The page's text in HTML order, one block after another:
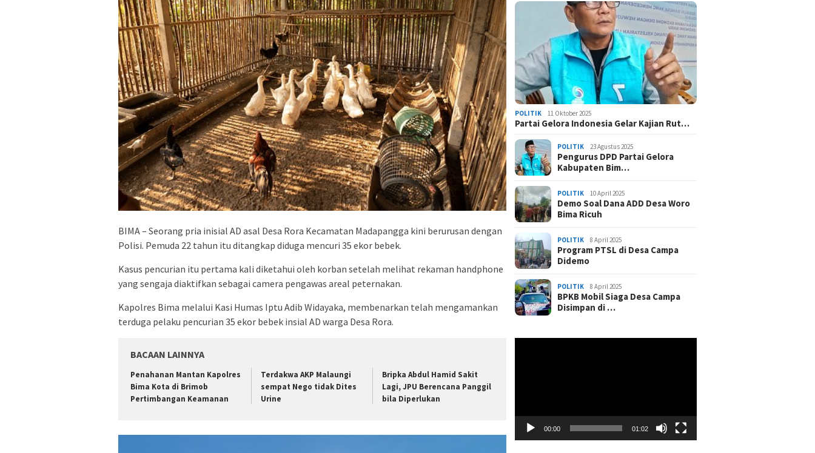
BIMA – Seorang pria inisial AD asal Desa Rora Kecamatan Madapangga kini berurusan dengan
Polisi. Pemuda 22 tahun itu ditangkap diduga mencuri 35 ekor bebek.
Kasus pencurian itu pertama kali diketahui oleh korban setelah melihat rekaman handphone
yang sengaja diaktifkan sebagai camera pengawas areal peternakan.
Kapolres Bima melalui Kasi Humas Iptu Adib Widayaka, membenarkan telah mengamankan
terduga pelaku pencurian 35 ekor bebek insial AD warga Desa Rora.
BACAAN LAINNYA
Penahanan Mantan Kapolres
Bima Kota di Brimob
Pertimbangan Keamanan
Terdakwa AKP Malaungi
sempat Nego tidak Dites
Urine
Bripka Abdul Hamid Sakit
Lagi, JPU Berencana Panggil
bila Diperlukan
POLITIK 11 Oktober 2025
Partai Gelora Indonesia Gelar Kajian Rut…
POLITIK 23 Agustus 2025
Pengurus DPD Partai Gelora
Kabupaten Bim…
POLITIK 10 April 2025
Demo Soal Dana ADD Desa Woro
Bima Ricuh
POLITIK 8 April 2025
Program PTSL di Desa Campa
Didemo
POLITIK 8 April 2025
BPKB Mobil Siaga Desa Campa
Disimpan di …
00:00 01:02